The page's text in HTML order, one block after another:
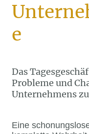
e
Das
Probleme und
Unternehmens
Eine